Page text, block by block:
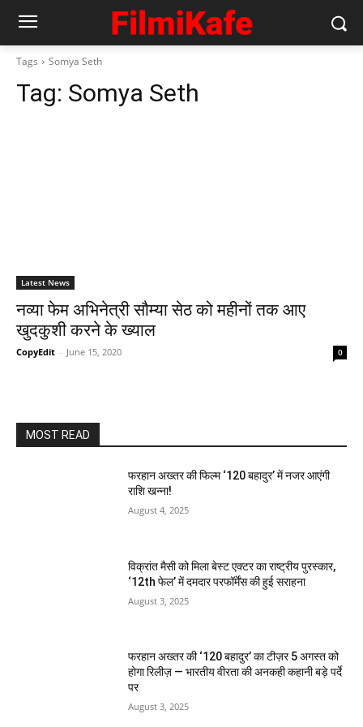
Tags Somya Seth
Tag: Somya Seth
Latest News
नव्‍या फेम अभिनेत्री सौम्‍या सेठ को महीनों तक आए
खुदकुशी करने के ख्‍याल
CopyEdit - June 15, 2020 0
MOST READ
फरहान अख्तर की फिल्म ‘120 बहादुर’ में नजर आएंगी
राशि खन्ना!
August 4, 2025
विक्रांत मैसी को मिला बेस्ट एक्टर का राष्ट्रीय पुरस्कार,
‘12th फेल’ में दमदार परफॉर्मेंस की हुई सराहना
August 3, 2025
फरहान अख्तर की ‘120 बहादुर’ का टीज़र 5 अगस्त को
होगा रिलीज़ — भारतीय वीरता की अनकही कहानी बड़े पर्दे
पर
August 3, 2025